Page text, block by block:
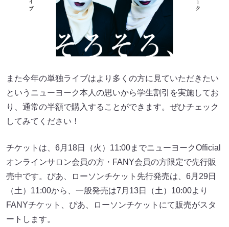
また今年の単独ライブはより多くの方に見ていただきたい
というニューヨーク本人の思いから学生割引を実施してお
り、通常の半額で購入することができます。ぜひチェック
してみてください！
チケットは、6月18日（火）11:00までニューヨークOfficial
オンラインサロン会員の方・FANY会員の方限定で先行販
売中です。ぴあ、ローソンチケット先行発売は、6月29日
（土）11:00から、一般発売は7月13日（土）10:00より
FANYチケット、ぴあ、ローソンチケットにて販売がスタ
ートします。